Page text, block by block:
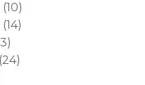
(10)
(14)
(24)